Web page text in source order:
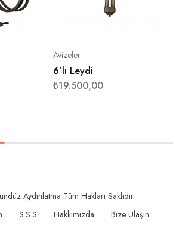
Avizeler
6’lı Leydi
₺19.500,00
Aydınlatma Tüm Hakları Saklıdır.
S.S.S Hakkımızda Bize Ulaşın